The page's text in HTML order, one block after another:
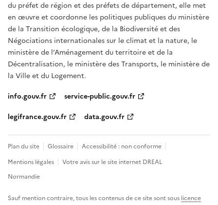
du préfet de région et des préfets de département, elle met
en œuvre et coordonne les politiques publiques du ministère
de la Transition écologique, de la Biodiversité et des
Négociations internationales sur le climat et la nature, le
ministère de l’Aménagement du territoire et de la
Décentralisation, le ministère des Transports, le ministère de
la Ville et du Logement.
info.gouv.fr
service-public.gouv.fr
legifrance.gouv.fr
data.gouv.fr
Plan du site Glossaire
Accessibilité : non conforme
Mentions légales
Votre avis sur le site internet DREAL
Normandie
Sauf mention contraire, tous les contenus de ce site sont sous licence